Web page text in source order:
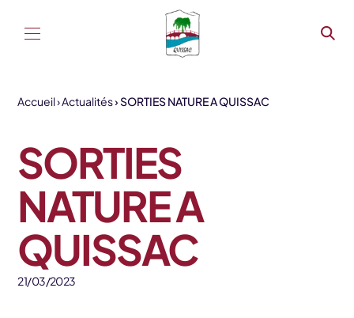
Accueil Actualités SORTIES NATURE A QUISSAC
SORTIES
NATURE A
QUISSAC
21/03/2023